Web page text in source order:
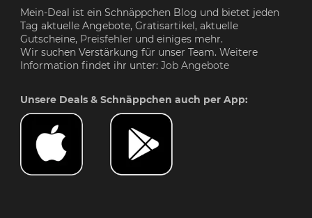
Mein-Deal ist ein Schnäppchen Blog und bietet jeden
Tag aktuelle Angebote, Gratisartikel, aktuelle
Gutscheine, Preisfehler und einiges mehr.
Wir suchen Verstärkung für unser Team. Weitere
Information findet ihr unter: Job Angebote
Unsere Deals & Schnäppchen auch per App: